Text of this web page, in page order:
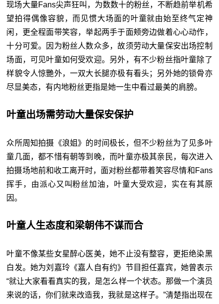
现场大量Fans尖声狂叫，为数数十的粉丝，不断趋前举机希
望拍得偶像容貌，而见惯大场面的叶童就由始至终气定神
闲，更全程面带笑容，举起两手于面颊旁边做着心心动作，
十分可爱。因为粉丝人数众多，故须劳动大量保安出场控制
场面，可见叶童如何受欢迎。另外，有不少粉丝指叶童除了
样貌令人惊艷外，一双大长腿亦极有看头；另外她的锁骨亦
尽显美态，有内地粉丝更指是她一生中看过最美的肩膀。
叶童出场需劳动大量保安保护
众所周知拍摄《浪姐》的时间极长，但不少粉丝为了见多叶
童几面，都不惜有朝等到晚，而叶童亦极其亲民，每次进入
拍摄场地前和收工离开时，面对粉丝都带着笑容尽情和Fans
挥手，由派心又叫粉丝加油，叶童大受欢迎，实在有其原
因。
叶童人生态度和梁朝伟不谋而合
叶童不像某些女星醉心医美，她不止没有整容，更拒绝染黑
白发。她为刘嘉玲《嘉人自有约》节目担任嘉宾，她曾表示
“就让大家看看真实的我，是怎么样一个状态。那做一个演员
来说的话，你们就来改造我，我就是这样子。”清楚指出现在